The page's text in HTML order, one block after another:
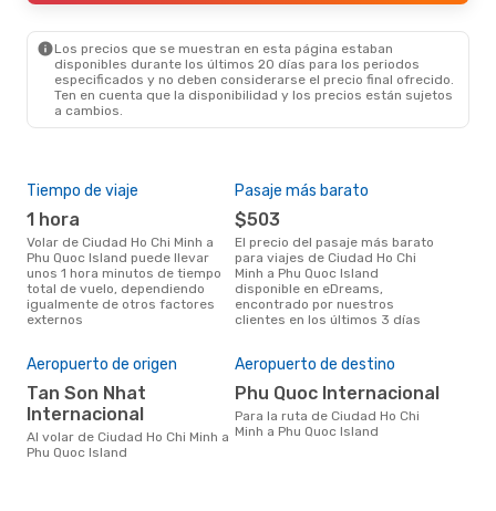
PQC- SGN
Dom. 1 De Nov.- Jue. 5 De Nov.
Vietravel Airlines Directo
SGN- PQC
Los precios que se muestran en esta página estaban
disponibles durante los últimos 20 días para los periodos
especificados y no deben considerarse el precio final ofrecido.
Ten en cuenta que la disponibilidad y los precios están sujetos
a cambios.
Tiempo de viaje
1 hora
Volar de Ciudad Ho Chi Minh a
Phu Quoc Island puede llevar
unos 1 hora minutos de tiempo
total de vuelo, dependiendo
igualmente de otros factores
externos
Pasaje más barato
$503
El precio del pasaje más barato
para viajes de Ciudad Ho Chi
Minh a Phu Quoc Island
disponible en eDreams,
encontrado por nuestros
clientes en los últimos 3 días
Aeropuerto de origen
Tan Son Nhat
Internacional
Al volar de Ciudad Ho Chi Minh a
Phu Quoc Island
Aeropuerto de destino
Phu Quoc Internacional
Para la ruta de Ciudad Ho Chi
Minh a Phu Quoc Island